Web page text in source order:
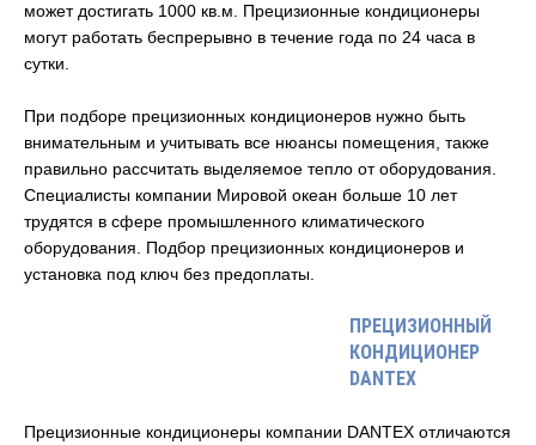
может достигать 1000 кв.м. Прецизионные кондиционеры
могут работать беспрерывно в течение года по 24 часа в
сутки.
При подборе прецизионных кондиционеров нужно быть
внимательным и учитывать все нюансы помещения, также
правильно рассчитать выделяемое тепло от оборудования.
Специалисты компании Мировой океан больше 10 лет
трудятся в сфере промышленного климатического
оборудования. Подбор прецизионных кондиционеров и
установка под ключ без предоплаты.
ПРЕЦИЗИОННЫЙ
КОНДИЦИОНЕР
DANTEX
Прецизионные кондиционеры компании DANTEX отличаются